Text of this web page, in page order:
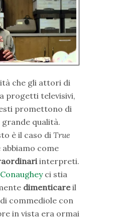
che gli attori di
progetti televisivi,
promettono di
qualità.
è il caso di True
abbiamo come
interpreti.
ci stia
dimenticareil
commediole con
in vista era ormai